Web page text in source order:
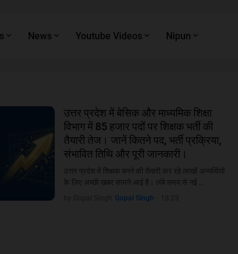
News Youtube Videos Nipun
उत्तर प्रदेश में बेसिक और माध्यमिक शिक्षा
विभाग में 85 हजार पदों पर शिक्षक भर्ती की
तैयारी तेज। जानें कितने पद, भर्ती प्रक्रिया,
संभावित तिथि और पूरी जानकारी।
उत्तर प्रदेश में शिक्षक बनने की तैयारी कर रहे लाखों अभ्यर्थियों
के लिए अच्छी खबर सामने आई है। लंबे समय से नई …
Gopal Singh